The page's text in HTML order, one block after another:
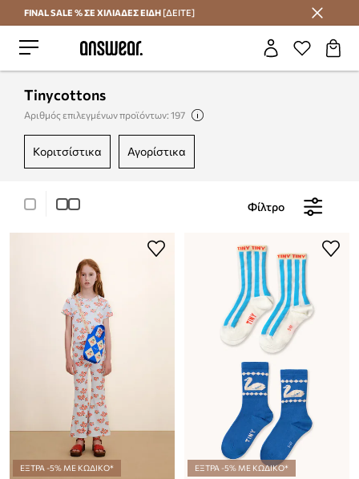
Εξοικονομήστε με το Answear Club
FINAL SALE % ΣΕ ΧΙΛΙΑΔΕΣ ΕΙΔΗ [ΔΕΙΤΕ]
Tinycottons
Αριθμός επιλεγμένων προϊόντων: 197
κοριτσίστικα αγορίστικα
Φίλτρο
ΕΞΤΡΑ -5% ΜΕ ΚΩΔΙΚΟ* ΕΞΤΡΑ -5% ΜΕ ΚΩΔΙΚΟ*